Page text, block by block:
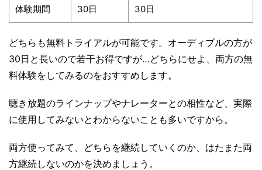
体験期間 30日 30日
どちらも無料トライアルが可能です。オーディブルの方が
30日と長いので若干お得ですが…どちらにせよ、両方の無
料体験をしてみるのをおすすめします。
聴き放題のラインナップやナレーターとの相性など、実際
に使用してみないとわからないことも多いですから。
両方使ってみて、どちらを継続していくのか、はたまた両
方継続しないのかを決めましょう。